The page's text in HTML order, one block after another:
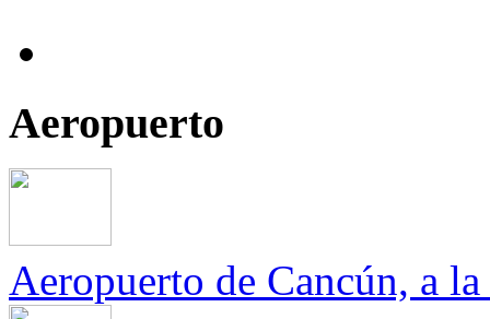
Aeropuerto
Aeropuerto de Cancún, a